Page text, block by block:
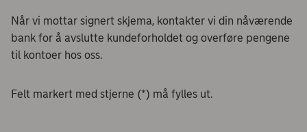
Når vi mottar signert skjema, kontakter vi din nåværende
bank for å avslutte kundeforholdet og overføre pengene
til kontoer hos oss.
Felt markert med stjerne (*) må fylles ut.